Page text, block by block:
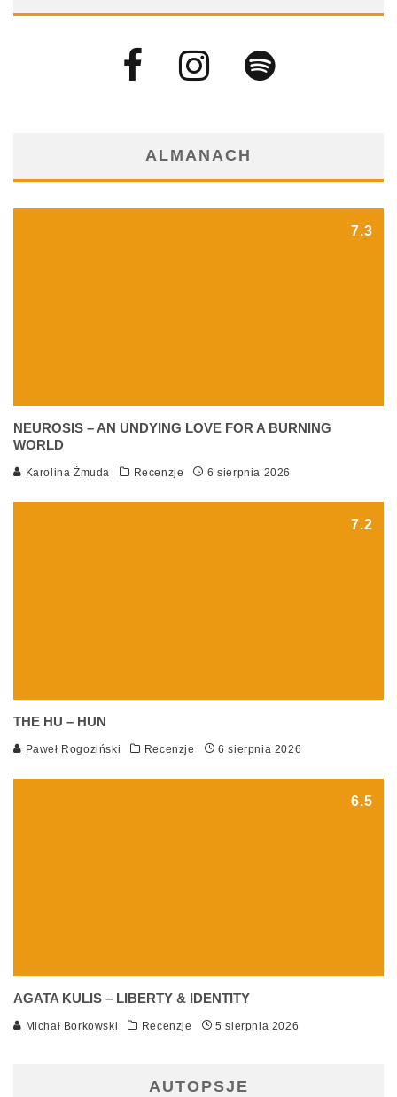
ALMANACH
7.3
NEUROSIS – AN UNDYING LOVE FOR A BURNING
WORLD
Karolina Żmuda Recenzje 6 sierpnia 2026
7.2
THE HU – HUN
Paweł Rogoziński Recenzje 6 sierpnia 2026
6.5
AGATA KULIS – LIBERTY & IDENTITY
Michał Borkowski Recenzje 5 sierpnia 2026
AUTOPSJE